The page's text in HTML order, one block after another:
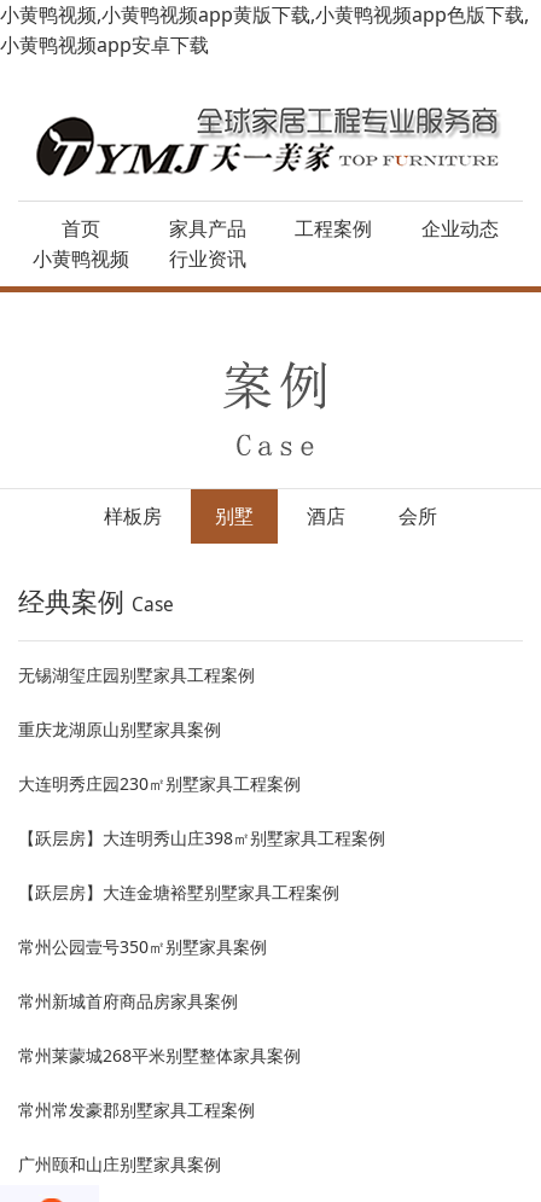
小黄鸭视频,小黄鸭视频app黄版下载,小黄鸭视频app色版下载,
小黄鸭视频app安卓下载
首页 家具产品 工程案例
企业动态
小黄鸭视频
行业资讯
样板房 别墅 酒店 会所
经典案例 Case
无锡湖玺庄园别墅家具工程案例
重庆龙湖原山别墅家具案例
大连明秀庄园230㎡别墅家具工程案例
【跃层房】大连明秀山庄398㎡别墅家具工程案例
【跃层房】大连金塘裕墅别墅家具工程案例
常州公园壹号350㎡别墅家具案例
常州新城首府商品房家具案例
常州莱蒙城268平米别墅整体家具案例
常州常发豪郡别墅家具工程案例
广州颐和山庄别墅家具案例